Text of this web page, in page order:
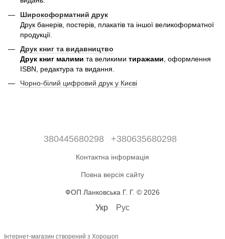
Широкоформатний друк
Друк банерів, постерів, плакатів та іншої великоформатної
продукції. ​
Друк книг та видавництво
Друк книг малими та великими тиражами , оформлення
ISBN, редактура та видання.
Чорно-білий цифровий друк у Києві
380445680298 +380635680298
Контактна інформація
Повна версія сайту
ФОП Ланковська Г. Г. © 2026
Укр Рус
Інтернет-магазин створений з Хорошоп